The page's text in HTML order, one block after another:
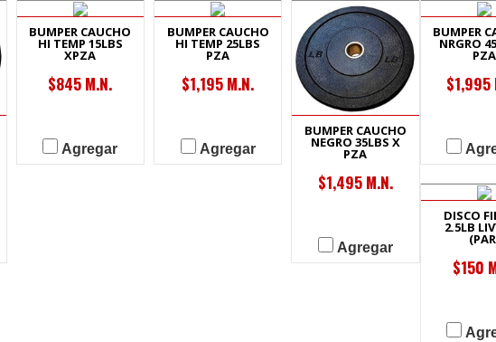
BUMPER CAUCHO
HI TEMP 15LBS
XPZA
$845 M.N.
Agregar
BUMPER CAUCHO
HI TEMP 25LBS
PZA
$1,195 M.N.
Agregar
BUMPER CAUCHO
NEGRO 35LBS X
PZA
$1,495 M.N.
Agregar
BUMPER
NRGRO
PZA
$1,995
DISCO
2.5LB
$150